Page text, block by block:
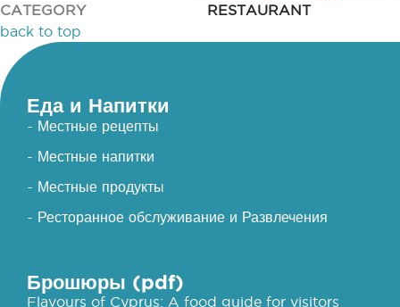
CATEGORY
RESTAURANT
back to top
Еда и Напитки
- Местные рецепты
- Местные напитки
- Местные продукты
- Ресторанное обслуживание и Развлечения
Брошюры (pdf)
Flavours of Cyprus: A food guide for visitors